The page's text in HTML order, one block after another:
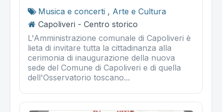
Musica e concerti , Arte e Cultura
Capoliveri - Centro storico
L'Amministrazione comunale di Capoliveri è
lieta di invitare tutta la cittadinanza alla
cerimonia di inaugurazione della nuova
sede del Comune di Capoliveri e di quella
dell'Osservatorio toscano...